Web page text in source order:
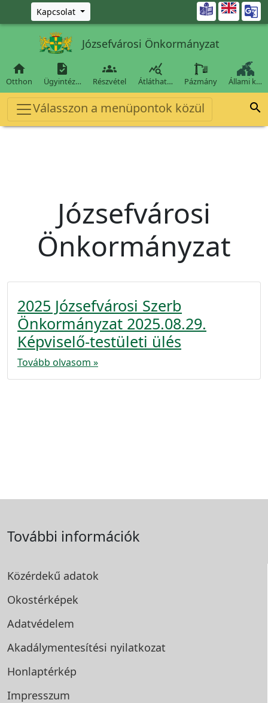
Ugrás a fő tartalomra
Kapcsolat 
Józsefvárosi Önkormányzat

Otthon

Ügyintéz…

Részvétel

Átláthat… Pázmány Állami k…
Válasszon a menüpontok közül 
Józsefvárosi
Önkormányzat
2025 Józsefvárosi Szerb
Önkormányzat 2025.08.29.
Képviselő-testületi ülés
Tovább olvasom »
További információk
Közérdekű adatok
Okostérképek
Adatvédelem
Akadálymentesítési nyilatkozat
Honlaptérkép
Impresszum